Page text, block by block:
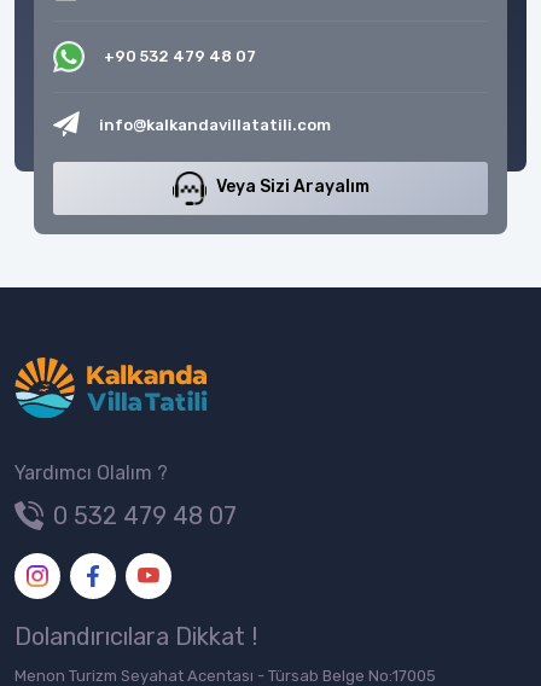
+90 532 479 48 07
info@kalkandavillatatili.com
Veya Sizi Arayalım
Yardımcı Olalım ?
0 532 479 48 07
Dolandırıcılara Dikkat !
Menon Turizm Seyahat Acentası - Türsab Belge No:17005